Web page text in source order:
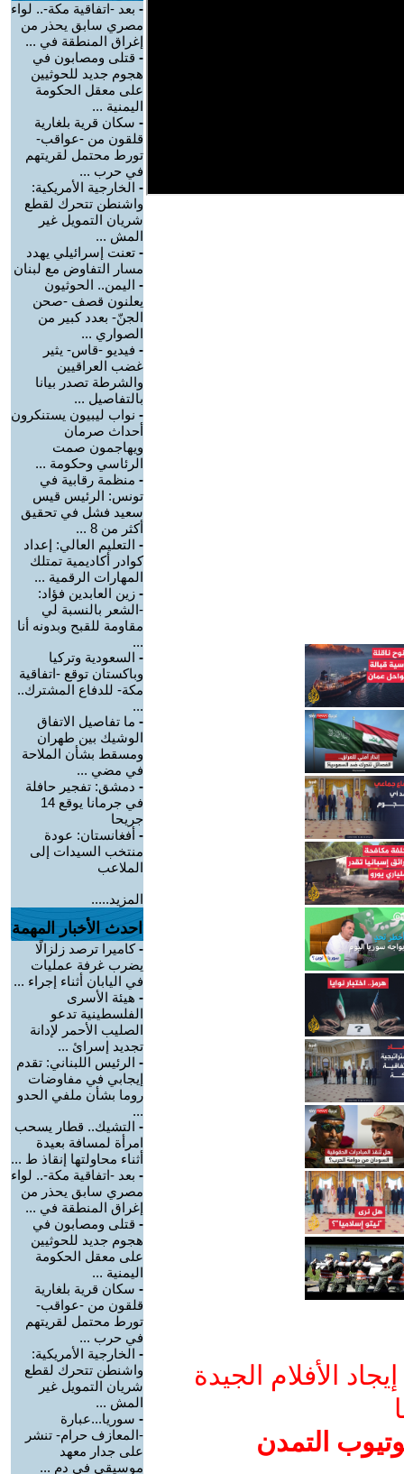
الأفلام الجيدة
التمدن
- بعد -اتفاقية مكة-.. لواء
مصري سابق يحذر من
إغراق المنطقة في ...
- قتلى ومصابون في
هجوم جديد للحوثيين
على معقل الحكومة
اليمنية ...
- سكان قرية بلغارية
قلقون من -عواقب-
تورط محتمل لقريتهم
في حرب ...
- الخارجية الأمريكية:
واشنطن تتحرك لقطع
شريان التمويل غير
المش ...
- تعنت إسرائيلي يهدد
مسار التفاوض مع لبنان
- اليمن.. الحوثيون
يعلنون قصف -صحن
الجنّ- بعدد كبير من
الصواري ...
- فيديو -قاس- يثير
غضب العراقيين
والشرطة تصدر بيانا
بالتفاصيل ...
- نواب ليبيون يستنكرون
أحداث صرمان
ويهاجمون صمت
الرئاسي وحكومة ...
- منظمة رقابية في
تونس: الرئيس قيس
سعيد فشل في تحقيق
أكثر من 8 ...
- التعليم العالي: إعداد
كوادر أكاديمية تمتلك
المهارات الرقمية ...
- زين العابدين فؤاد:
-الشعر بالنسبة لي
مقاومة للقبح وبدونه أنا
...
- السعودية وتركيا
وباكستان توقع -اتفاقية
مكة- للدفاع المشترك..
...
- ما تفاصيل الاتفاق
الوشيك بين طهران
ومسقط بشأن الملاحة
في مضي ...
- دمشق: تفجير حافلة
في جرمانا يوقع 14
جريحا
- أفغانستان: عودة
منتخب السيدات إلى
الملاعب
المزيد.....
احدث الأخبار المهمة
-كاميرا ترصد زلزالًا
يضرب غرفة عمليات
في اليابان أثناء إجراء ...
- هيئة الأسرى
الفلسطينية تدعو
الصليب الأحمر لإدانة
تجديد إسرائ ...
- الرئيس اللبناني: تقدم
إيجابي في مفاوضات
روما بشأن ملفي الحدو
...
- التشيك.. قطار يسحب
امرأة لمسافة بعيدة
أثناء محاولتها إنقاذ ط ...
- بعد -اتفاقية مكة-.. لواء
مصري سابق يحذر من
إغراق المنطقة في ...
- قتلى ومصابون في
هجوم جديد للحوثيين
على معقل الحكومة
اليمنية ...
- سكان قرية بلغارية
قلقون من -عواقب-
تورط محتمل لقريتهم
في حرب ...
- الخارجية الأمريكية:
واشنطن تتحرك لقطع
شريان التمويل غير
المش ...
- سوريا...عبارة
-المعازف حرام- تنشر
على جدار معهد
موسيقي في دم ...